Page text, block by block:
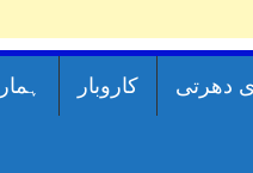
دھرتی کاروبار